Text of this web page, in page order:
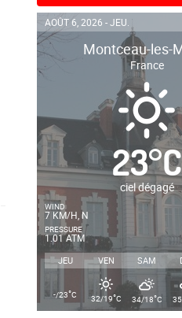
AOÛT 6, 2026 - JEU.
Montceau-les-
France
23°C
ciel dégagé
WIND
7 KM/H, N
PRESSURE
1.01 ATM
JEU VEN SAM
-/23°C 32/19°C 34/18°C